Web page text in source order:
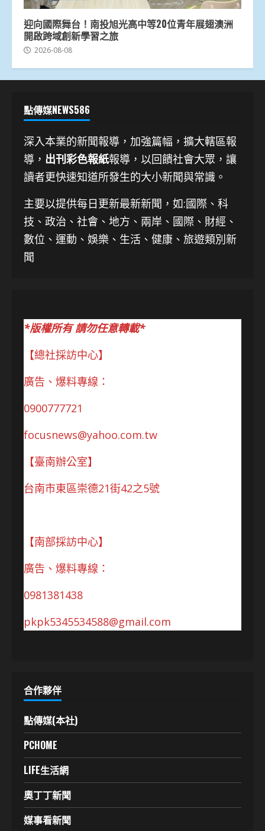
迎向國際舞台！南投旭光高中等20位青年展翅澳洲
開啟跨域創新學習之旅
2026-08-08
點傳媒NEWS586
深入本業的新聞報導，加強篇幅，擴大轄區報
導， 出刊彩色報紙報導，以回饋社會大眾，讓
讀者更快速知道所發生的大小新聞與常識。
主要以提供每日更新最新新聞 ，如:國際、科
技、 政治、社會、地方、兩岸、國際、財經、
數位、運動、娛樂、生活、健康、旅遊類別新
聞
*版權所有 請勿任意轉載*
【總社採訪中心】
廣告、爆料專線：
0900777721
focusnews@yahoo.com.tw
【臺南辦公室】
台南市東區崇德21街42之5號
【南部採訪中心】
廣告、爆料專線：
0981381438
pkpk5345534588@gmail.com
合作夥伴
點傳媒(本社)
PCHOME
LIFE生活網
奧丁丁新聞
媒事看新聞